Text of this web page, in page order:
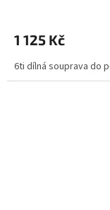
1 125 Kč
6ti dílná souprava do